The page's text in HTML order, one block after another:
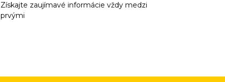
Získajte zaujímavé informácie vždy medzi
prvými